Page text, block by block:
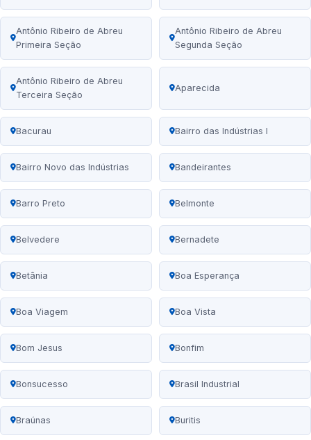
Antônio Ribeiro de Abreu
Primeira Seção
Antônio Ribeiro de Abreu
Segunda Seção
Antônio Ribeiro de Abreu
Terceira Seção
Aparecida
Bacurau Bairro das Indústrias I
Bairro Novo das Indústrias Bandeirantes
Barro Preto Belmonte
Belvedere Bernadete
Betânia Boa Esperança
Boa Viagem Boa Vista
Bom Jesus Bonfim
Bonsucesso Brasil Industrial
Braúnas Buritis